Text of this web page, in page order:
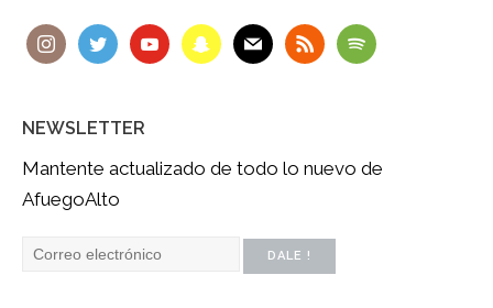
NEWSLETTER
Mantente actualizado de todo lo nuevo de
AfuegoAlto